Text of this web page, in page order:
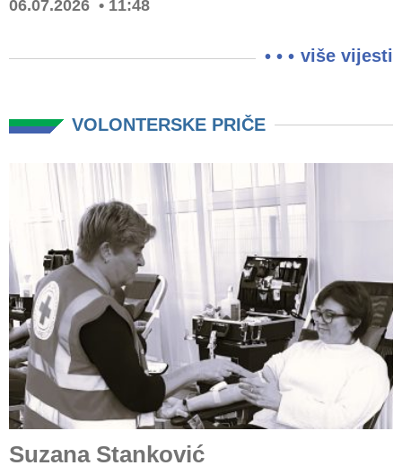
06.07.2026 11:48
više vijesti
VOLONTERSKE PRIČE
Suzana Stanković